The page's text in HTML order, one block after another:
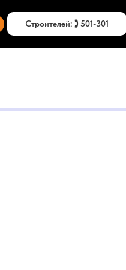
Строителей: 🕽 501-301